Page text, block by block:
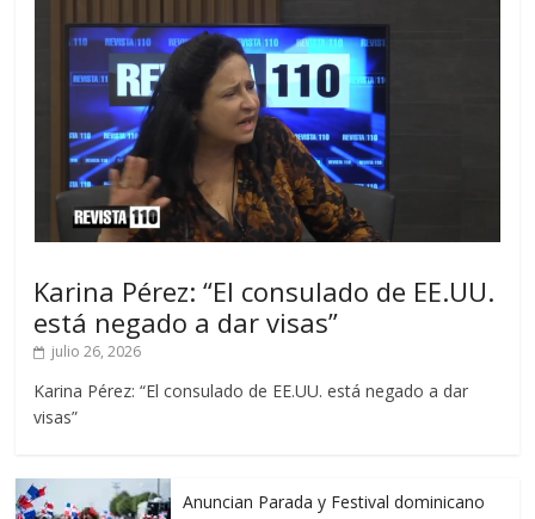
Karina Pérez: “El consulado de EE.UU.
está negado a dar visas”
julio 26, 2026
Karina Pérez: “El consulado de EE.UU. está negado a dar
visas”
Anuncian Parada y Festival dominicano